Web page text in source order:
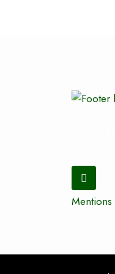
Mentions